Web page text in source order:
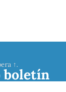
↑.
boletín